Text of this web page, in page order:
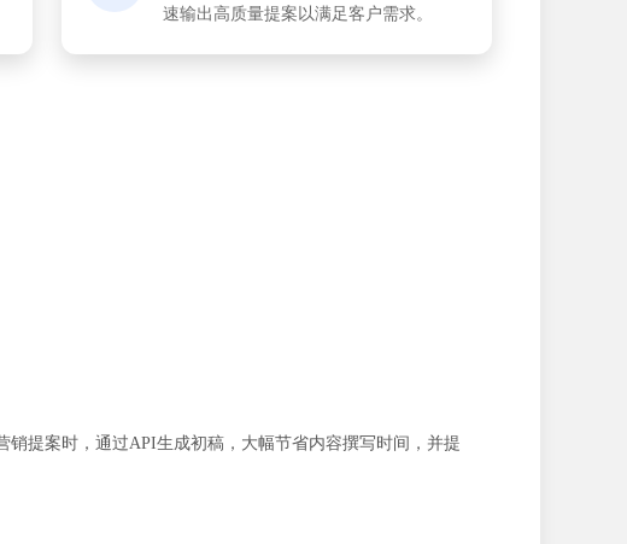
速输出高质量提案以满足客户需求。
销提案时，通过API生成初稿，大幅节省内容撰写时间，并提